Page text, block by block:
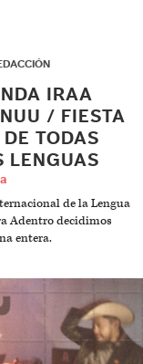
IRAA
/ FIESTA
TODAS
LENGUAS
de la Lengua
Adentro decidimos
entera.